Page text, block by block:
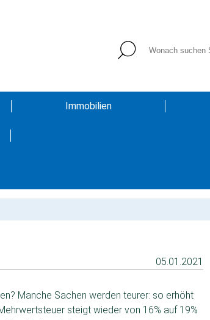
Immobilien
05.01.2021
Manche Sachen werden teurer: so erhöht
steigt wieder von 16% auf 19%